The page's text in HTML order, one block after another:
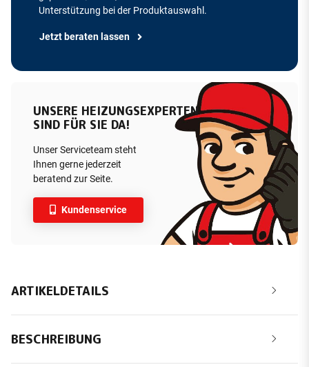
Unterstützung bei der Produktauswahl.
Jetzt beraten lassen
UNSERE HEIZUNGSEXPERTEN
SIND FÜR SIE DA!
Unser Serviceteam steht
Ihnen gerne jederzeit
beratend zur Seite.
Kundenservice
ARTIKELDETAILS
BESCHREIBUNG